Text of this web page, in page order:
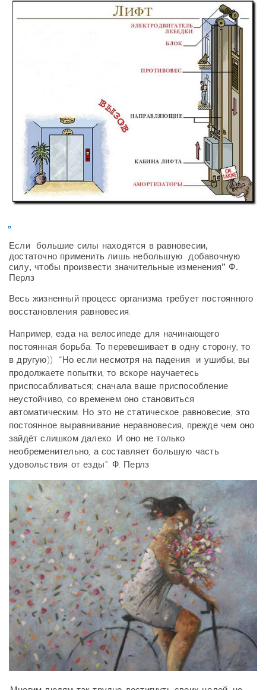
Если большие силы находятся в равновесии,
достаточно применить лишь небольшую добавочную
силу, чтобы произвести значительные изменения” Ф.
Перлз
Весь жизненный процесс организма требует постоянного
восстановления равновесия.
Например, езда на велосипеде для начинающего
постоянная борьба. То перевешивает в одну сторону, то
в другую)) “Но если несмотря на падения и ушибы, вы
продолжаете попытки, то вскоре научаетесь
приспосабливаться; сначала ваше приспособление
неустойчиво, со временем оно становиться
автоматическим. Но это не статическое равновесие, это
постоянное выравнивание неравновесия, прежде чем оно
зайдёт слишком далеко. И оно не только
необременительно, а составляет большую часть
удовольствия от езды”. Ф. Перлз